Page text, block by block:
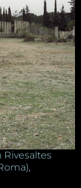
Rivesaltes